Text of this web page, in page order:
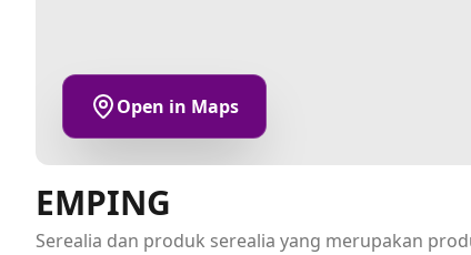
Open in Maps
EMPING
Serealia dan produk serealia yang merupakan